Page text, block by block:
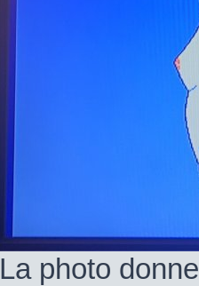
La photo